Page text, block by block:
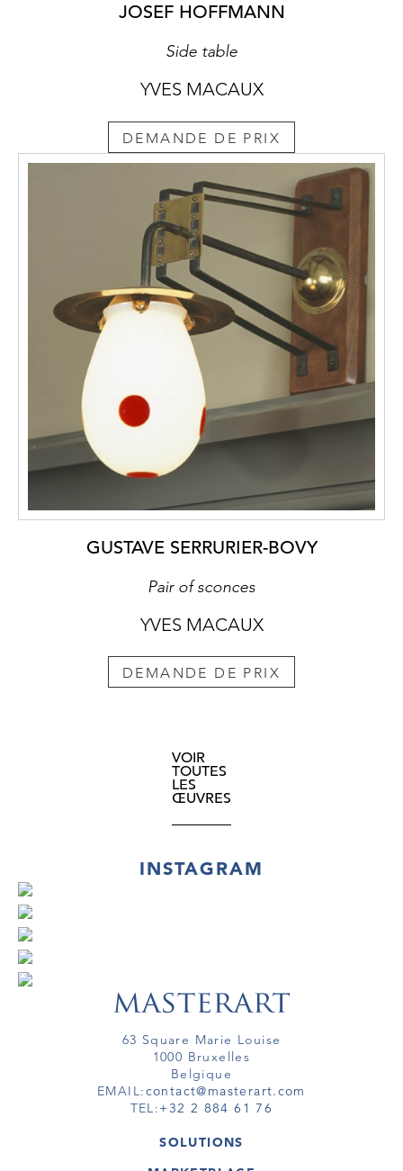
JOSEF HOFFMANN
Side table
YVES MACAUX
DEMANDE DE PRIX
GUSTAVE SERRURIER-BOVY
Pair of sconces
YVES MACAUX
DEMANDE DE PRIX
VOIR
TOUTES
LES
ŒUVRES
INSTAGRAM
63 Square Marie Louise
1000 Bruxelles
Belgique
EMAIL:contact@masterart.com
TEL:+32 2 884 61 76
SOLUTIONS